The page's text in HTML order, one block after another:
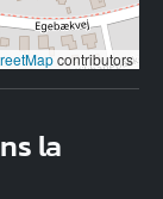
contributors
la